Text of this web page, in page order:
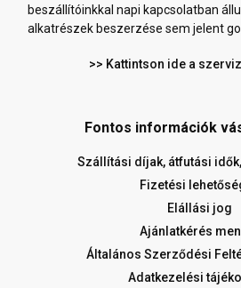
beszállítóinkkal napi kapcsolatban
alkatrészek beszerzése sem jelent
>> Kattintson ide a
Fontos információk
Szállítási díjak, átfutási
Fizetési
Elállási jog
Ajánlatkérés
Általános Szerződési
Adatkezelési